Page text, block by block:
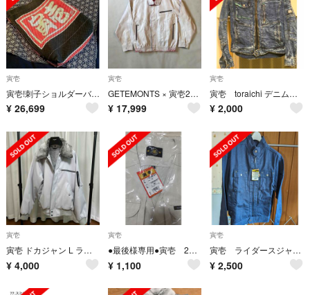
寅壱
寅壱!刺子ショルダーバッグ！PREMIUM!
¥ 26,699
寅壱
GETEMONTS × 寅壱2530-147=ペンキ寅壱
¥ 17,999
寅壱
寅壱 toraichi デニムジャケット
¥ 2,000
寅壱
寅壱 ドカジャン L ライト系グレー 値下げ
¥ 4,000
寅壱
●最後様専用●寅壱 2530−611 アーミーベスト
¥ 1,100
寅壱
寅壱 ライダースジャケット3L 3942-554 ネイビー
¥ 2,500